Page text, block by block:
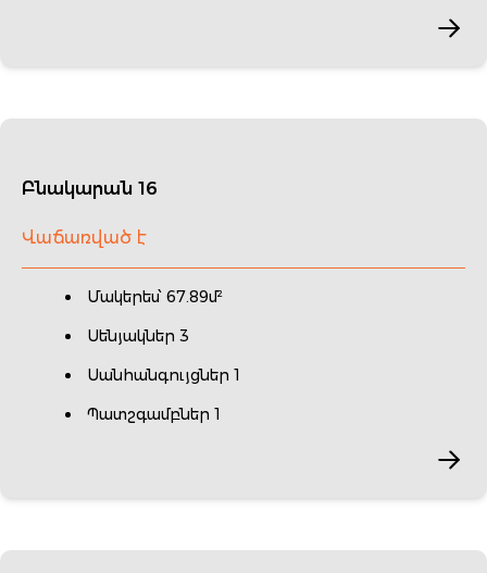
Բնակարան 16
Վաճառված է
Մակերես՝ 67.89մ²
Սենյակներ 3
Սանհանգույցներ 1
Պատշգամբներ 1